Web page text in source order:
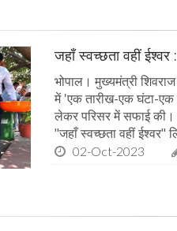
जहाँ स्वच्छता वहीं ईश्वर
भोपाल। मुख्यमंत्री
में 'एक तारीख-एक घंटा-एक
लेकर परिसर में सफाई की।
"जहाँ स्वच्छता वहीं ईश्वर"
02-Oct-2023